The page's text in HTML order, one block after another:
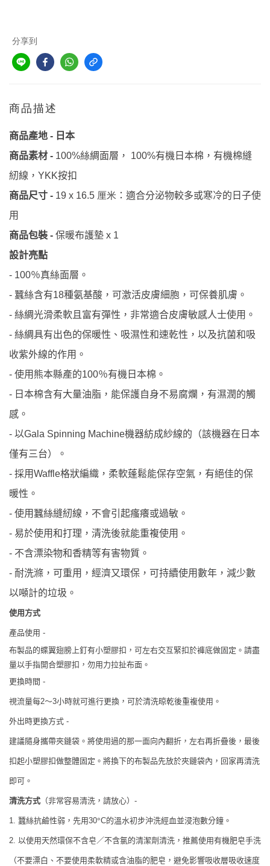
分享到
商品描述
商品產地 - 日本
商品素材 - 100%絲綢面層， 100%有機日本棉，有機棉縫
紉線， YKK按扣
商品尺寸 - 19 x 16.5 厘米 ：適合分泌物較多或寒冷的日子使
用
商品包裝 - 保暖布護墊 x 1
設計亮點
- 100％真絲面層。
- 蠶絲含有18種氨基酸，可激活皮膚細胞，可保養肌膚。
- 絲綢光滑柔軟且富有彈性，非常適合皮膚敏感人士使用。
- 絲綢具有出色的保暖性、吸濕性和速乾性，以及抗菌和吸
收紫外線的作用。
- 使用熊本縣產的100％有機日本棉。
- 日本棉含有大量油脂，能保護自身不易腐爛，有濕潤的觸
感。
- 以Gala Spinning Machine機器紡成紗線的（該機器在日本
僅有三台）。
- 採用Waffle格狀編織，柔軟蓬鬆能保存空氣，有絕佳的保
暖性。
- 使用蠶絲縫紉線，不會引起瘙癢或過敏。
- 易於使用和打理，清洗後就能重複使用。
- 不含漂染物和香精等有害物質。
- 耐洗滌，可重用，經濟又環保，可持續使用數年，減少數
以噸計的垃圾。
使用方式
產品使用 -
布製品的蝶翼翅膀上釘有小塑膠扣，可左右交互緊扣於褲底做固定。請盡
量以手指開合塑膠扣，勿用力拉扯布面。
更換時間 -
視流量每2～3小時就可進行更換，可於清洗晾乾後重複使用。
外出時更換方式 -
建議隨身攜帶夾鏈袋。將使用過的那一面向內翻折，左右再折疊後，最後
扣起小塑膠扣做整體固定。將換下的布製品先放於夾鏈袋內，回家再清洗
即可。
清洗方式 （非常容易清洗，請放心） -
1. 蠶絲抗鹼性弱， 先用30°C的溫水初步沖洗經血並浸泡數分鐘。
2. 以使用天然環保不含皂／不含氯的清潔劑清洗，推薦使用有機肥皂手洗
（不要漂白、不要使用柔軟精或含油脂的肥皂，避免影響吸收層吸收速度